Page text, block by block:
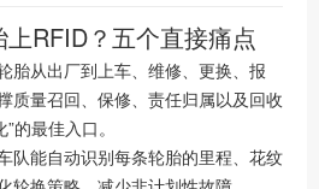
RFID？五个直接痛点
胎从出厂到上车、维修、更换、报
质量召回、保修、责任归属以及回收
的最佳入口。
队能自动识别每条轮胎的里程、花纹